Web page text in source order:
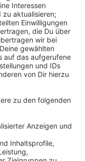
kostenlosen
Nachrichten,
Aktionen - wir